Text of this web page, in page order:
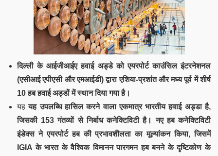
दिल्ली के आईजीआईए हवाई अड्डे कोएयरपोर्ट काउंसिल इंटरनेशनल
(एसीआई एपीएसी और एमआईडी) द्वारा एशिया-प्रशांत और मध्य पूर्व में शीर्ष
10 हब हवाई अड्डों में स्थान दिया गया है।
यहयह उपलब्धि हासिल करने वाला एकमात्र भारतीय हवाई अड्डा है,
जिसकी 153 गंतव्यों से निर्बाध कनेक्टिविटीहै। नएहब कनेक्टिविटी
इंडेक्सने एयरपोर्ट हब की प्रभावशीलता का मूल्यांकन किया, जिसमें
IGIA के भारत केवैश्विक विमानन पारगमन हबबनने के दृष्टिकोण के